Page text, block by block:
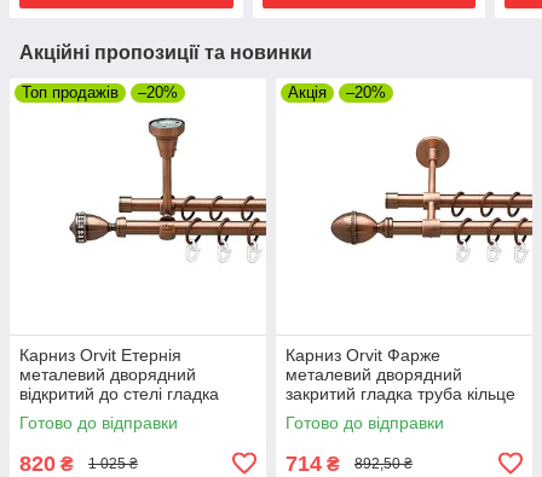
Акційні пропозиції та новинки
Топ продажів –20%
Карниз Orvit Етернія
металевий дворядний
відкритий до стелі гладка
труба кільце металеве Мідь
16\16 мм 120 см (00-
Готово до відправки
820 ₴ 1 025 ₴
Акція –20%
Карниз Orvit Фарже
металевий дворядний
закритий гладка труба кільце
металеве Мідь 16\16 мм 120
см (00-00019999)
Готово до відправки
714 ₴ 892,50 ₴